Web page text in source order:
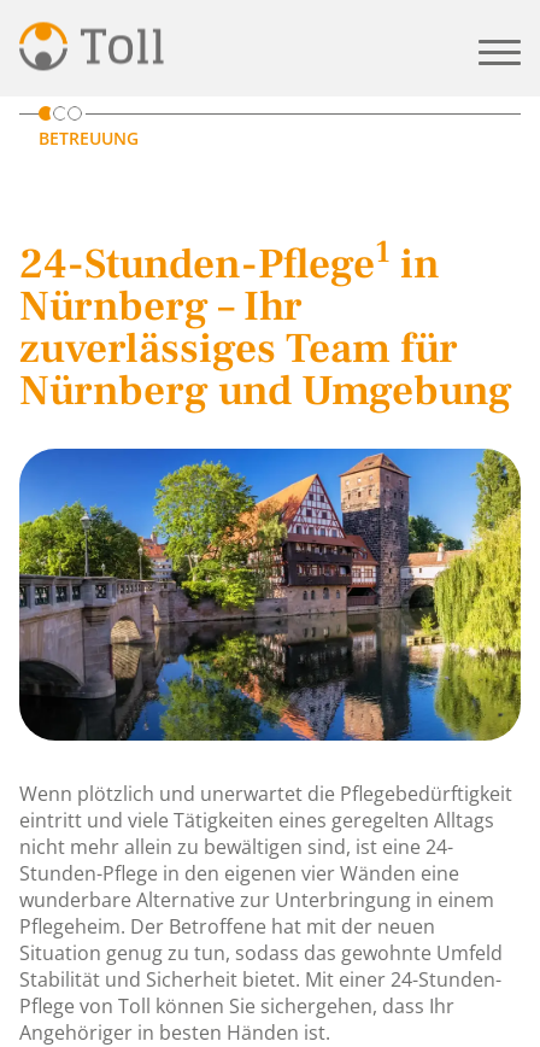
BETREUUNG
START PFLEGE IN NÜRNBERG
24-Stunden-Pflege1 in
Nürnberg – Ihr
zuverlässiges Team für
Nürnberg und Umgebung
Wenn plötzlich und unerwartet die Pflegebedürftigkeit
eintritt und viele Tätigkeiten eines geregelten Alltags
nicht mehr allein zu bewältigen sind, ist eine 24-
Stunden-Pflege in den eigenen vier Wänden eine
wunderbare Alternative zur Unterbringung in einem
Pflegeheim. Der Betroffene hat mit der neuen
Situation genug zu tun, sodass das gewohnte Umfeld
Stabilität und Sicherheit bietet. Mit einer 24-Stunden-
Pflege von Toll können Sie sichergehen, dass Ihr
Angehöriger in besten Händen ist.